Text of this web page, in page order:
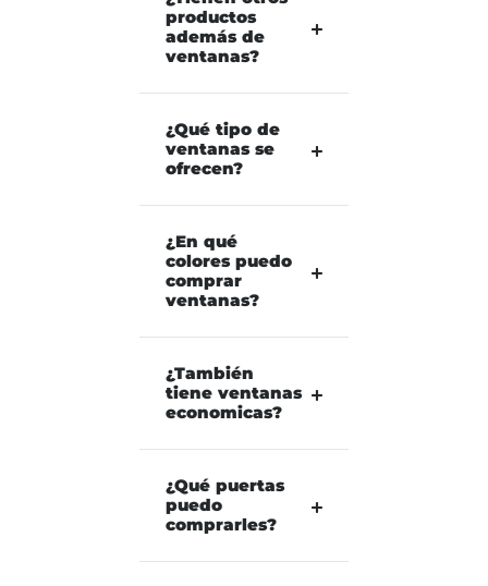
productos
además de
ventanas?
¿Qué tipo de
ventanas se
ofrecen?
¿En qué
colores puedo
comprar
ventanas?
¿También
tiene ventanas
economicas?
¿Qué puertas
puedo
comprarles?